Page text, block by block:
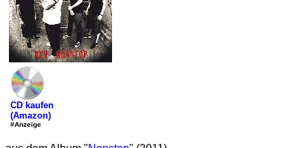
CD kaufen
(Amazon)
#Anzeige